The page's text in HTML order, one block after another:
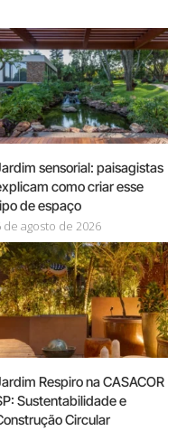
sensorial: paisagistas
como criar esse
de espaço
de agosto de 2026
Respiro na CASACOR
Sustentabilidade e
Circular